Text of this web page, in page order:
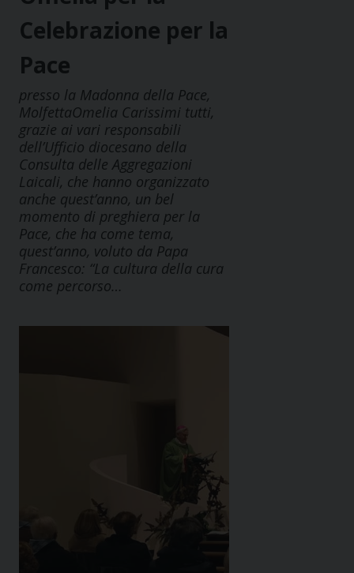
Celebrazione per la
Pace
presso la Madonna della Pace,
MolfettaOmelia Carissimi tutti,
grazie ai vari responsabili
dell’Ufficio diocesano della
Consulta delle Aggregazioni
Laicali, che hanno organizzato
anche quest’anno, un bel
momento di preghiera per la
Pace, che ha come tema,
quest’anno, voluto da Papa
Francesco: “La cultura della cura
come percorso…